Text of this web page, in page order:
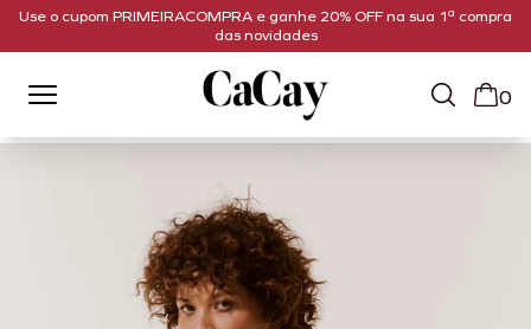
Use o cupom PRIMEIRACOMPRA e ganhe 20% OFF na sua 1ª compra
das novidades
0